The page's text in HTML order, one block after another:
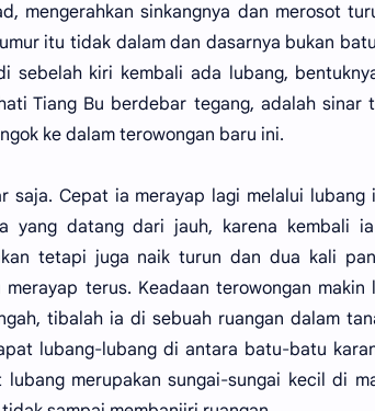
mengerahkan sinkangnya dan merosot
itu tidak dalam dan dasarnya bukan
sebelah kiri kembali ada lubang,
Tiang Bu berdebar tegang, adalah sinar
ke dalam terowongan baru ini.
saja. Cepat ia merayap lagi melalui
yang datang dari jauh, karena kembali
tetapi juga naik turun dan dua kali
terus. Keadaan terowongan makin
tibalah ia di sebuah ruangan dalam
lubang-lubang di antara batu-batu
merupakan sungai-sungai kecil di